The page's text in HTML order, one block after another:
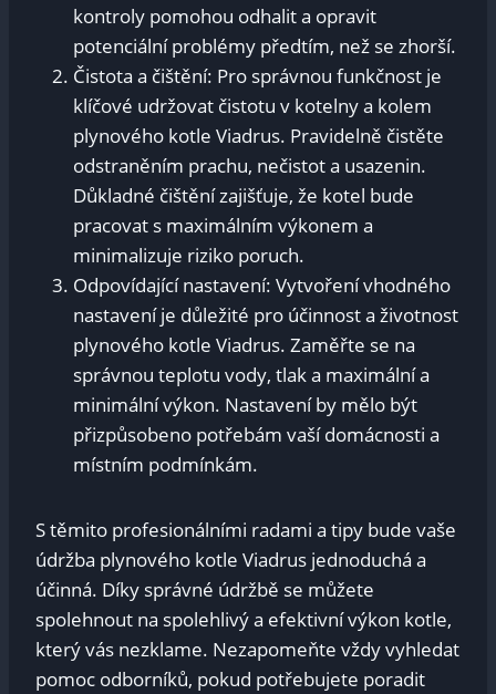
kontroly pomohou odhalit a opravit
potenciální problémy předtím, než se zhorší.
Čistota a čištění: Pro správnou funkčnost je
klíčové udržovat čistotu v kotelny a kolem
plynového kotle Viadrus. Pravidelně čistěte
odstraněním prachu, nečistot a usazenin.
Důkladné čištění zajišťuje, že kotel bude
pracovat s maximálním výkonem a
minimalizuje riziko poruch.
Odpovídající nastavení: Vytvoření vhodného
nastavení je důležité pro účinnost a životnost
plynového kotle Viadrus. Zaměřte se na
správnou teplotu vody, tlak a maximální a
minimální výkon. Nastavení by mělo být
přizpůsobeno potřebám vaší domácnosti a
místním podmínkám.
S těmito profesionálními radami a tipy bude vaše
údržba plynového kotle Viadrus jednoduchá a
účinná. Díky správné údržbě se můžete
spolehnout na spolehlivý a efektivní výkon kotle,
který vás nezklame. Nezapomeňte vždy vyhledat
pomoc odborníků, pokud potřebujete poradit